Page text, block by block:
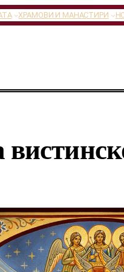
ХРАМОВИ И МАНАСТИРИ